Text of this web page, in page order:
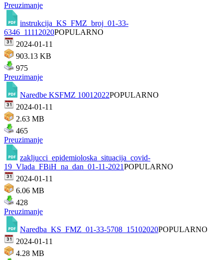
Preuzimanje
instrukcija_KS_FMZ_broj_01-33-
6346_11112020POPULARNO
2024-01-11
903.13 KB
975
Preuzimanje
Naredbe KSFMZ 10012022POPULARNO
2024-01-11
2.63 MB
465
Preuzimanje
zakljucci_epidemioloska_situacija_covid-
19_Vlada_FBiH_na_dan_01-11-2021POPULARNO
2024-01-11
6.06 MB
428
Preuzimanje
Naredba_KS_FMZ_01-33-5708_15102020POPULARNO
2024-01-11
4.28 MB